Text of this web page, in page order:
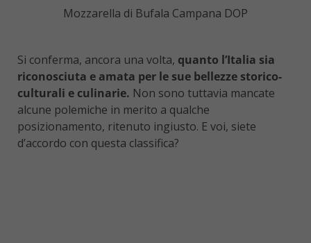
Mozzarella di Bufala Campana DOP
Si conferma, ancora una volta, quanto l’Italia sia
riconosciuta e amata per le sue bellezze storico-
culturali e culinarie. Non sono tuttavia mancate
alcune polemiche in merito a qualche
posizionamento, ritenuto ingiusto. E voi, siete
d’accordo con questa classifica?